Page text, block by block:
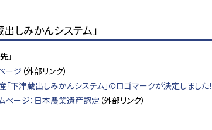
出しみかんシステム」
」
ージ （外部リンク）
「下津蔵出しみかんシステム」のロゴマークが決定しました！
ページ：日本農業遺産認定 （外部リンク）